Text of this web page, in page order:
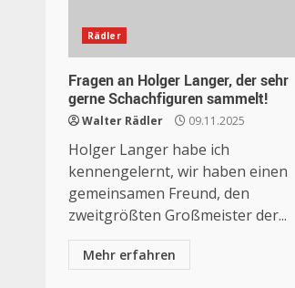
Rädler
Fragen an Holger Langer, der sehr
gerne Schachfiguren sammelt!
Walter Rädler 09.11.2025
Holger Langer habe ich
kennengelernt, wir haben einen
gemeinsamen Freund, den
zweitgrößten Großmeister der...
Mehr erfahren